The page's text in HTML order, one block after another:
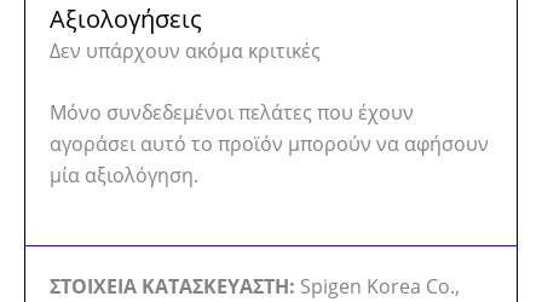
Αξιολογήσεις
Δεν υπάρχουν ακόμα κριτικές
Μόνο συνδεδεμένοι πελάτες που έχουν
αγοράσει αυτό το προϊόν μπορούν να αφήσουν
μία αξιολόγηση.
ΣΤΟΙΧΕΙΑ ΚΑΤΑΣΚΕΥΑΣΤΗ: Spigen Korea Co.,